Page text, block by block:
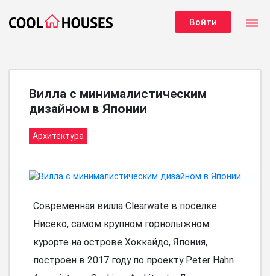
Войти dehaze
Вилла с минималистическим
дизайном в Японии
Архитектура
Современная вилла Clearwate в поселке
Нисеко, самом крупном горнолыжном
курорте на острове Хоккайдо, Япония,
построен в 2017 году по проекту Peter Hahn